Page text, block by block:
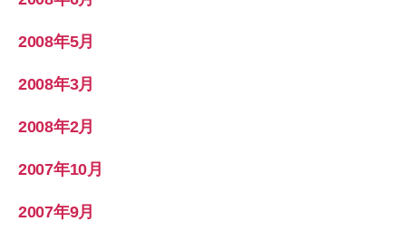
2008年5月
2008年3月
2008年2月
2007年10月
2007年9月